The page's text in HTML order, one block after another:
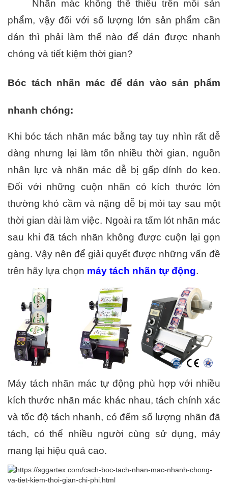
Nhãn mác không thể thiếu trên mỗi sản
phẩm, vậy đối với số lượng lớn sản phẩm cần
dán thì phải làm thế nào để dán được nhanh
chóng và tiết kiệm thời gian?
Bóc tách nhãn mác để dán vào sản phẩm
nhanh chóng:
Khi bóc tách nhãn mác bằng tay tuy nhìn rất dễ
dàng nhưng lại làm tốn nhiều thời gian, nguồn
nhân lực và nhãn mác dễ bị gấp dính do keo.
Đối với những cuộn nhãn có kích thước lớn
thường khó cầm và nặng dễ bị mỏi tay sau một
thời gian dài làm việc. Ngoài ra tấm lót nhãn mác
sau khi đã tách nhãn không được cuộn lại gọn
gàng. Vậy nên để giải quyết được những vấn đề
trên hãy lựa chọn máy tách nhãn tự động.
Máy tách nhãn mác tự động phù hợp với nhiều
kích thước nhãn mác khác nhau, tách chính xác
và tốc độ tách nhanh, có đếm số lượng nhãn đã
tách, có thể nhiều người cùng sử dụng, máy
mang lại hiệu quả cao.